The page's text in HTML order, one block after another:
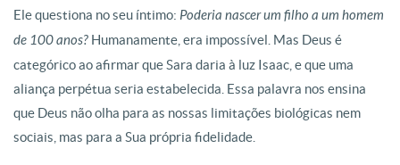
Ele questiona no seu íntimo: Poderia nascer um filho a um homem
de 100 anos? Humanamente, era impossível. Mas Deus é
categórico ao afirmar que Sara daria à luz Isaac, e que uma
aliança perpétua seria estabelecida . Essa palavra nos ensina
que Deus não olha para as nossas limitações biológicas nem
sociais, mas para a Sua própria fidelidade